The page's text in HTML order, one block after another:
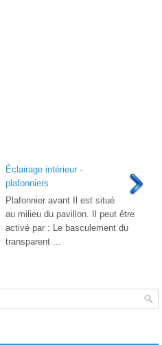
Éclairage intérieur -
plafonniers
Plafonnier avant Il est situé
au milieu du pavillon. Il peut être
activé par : Le basculement du
transparent ...